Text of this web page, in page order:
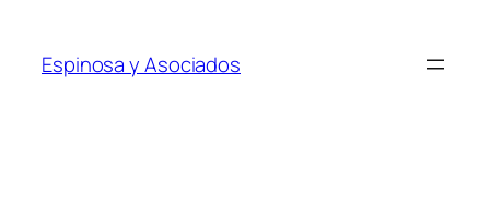
contenido
Espinosa y Asociados